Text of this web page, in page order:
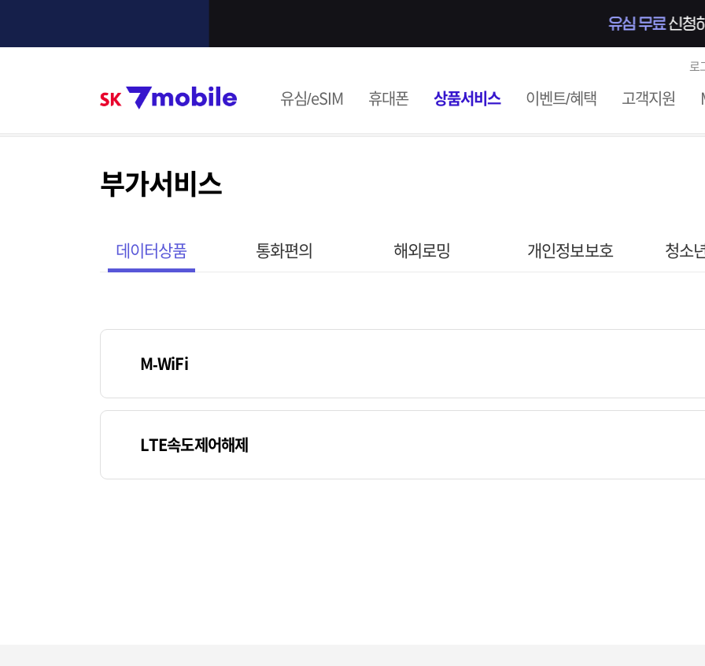
SK 7mobile
로
주메뉴
유심/eSIM 휴대폰 상품서비스 이벤트/혜택 고객지원
부가서비스
데이터상품 통화편의 해외로밍 개인정보보호 청소
M-WiFi
LTE속도제어해제